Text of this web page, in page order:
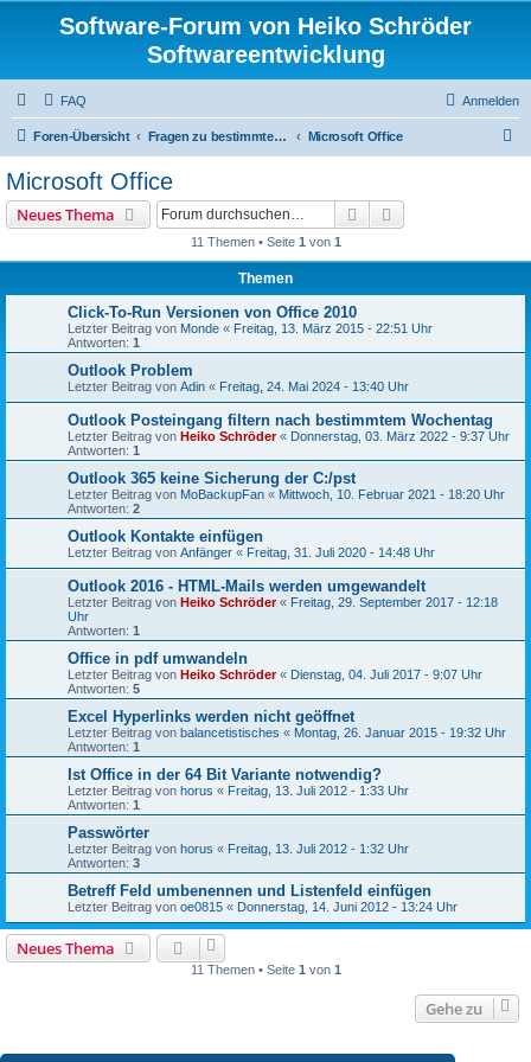
Software-Forum von Heiko Schröder
Softwareentwicklung
FAQ Anmelden
Foren-Übersicht Fragen zu bestimmter Windows Software Microsoft Office
Microsoft Office
Neues Thema Suche
11 Themen • Seite 1 von 1
Themen
Click-To-Run Versionen von Office 2010
Letzter Beitrag von Monde « Freitag, 13. März 2015 - 22:51 Uhr
Antworten: 1
Outlook Problem
Letzter Beitrag von Adin « Freitag, 24. Mai 2024 - 13:40 Uhr
Outlook Posteingang filtern nach bestimmtem Wochentag
Letzter Beitrag von Heiko Schröder« Donnerstag, 03. März 2022 - 9:37 Uhr
Antworten: 1
Outlook 365 keine Sicherung der C:/pst
Letzter Beitrag von MoBackupFan « Mittwoch, 10. Februar 2021 - 18:20 Uhr
Antworten: 2
Outlook Kontakte einfügen
Letzter Beitrag von Anfänger « Freitag, 31. Juli 2020 - 14:48 Uhr
Outlook 2016 - HTML-Mails werden umgewandelt
Letzter Beitrag von Heiko Schröder« Freitag, 29. September 2017 - 12:18
Uhr
Antworten: 1
Office in pdf umwandeln
Letzter Beitrag von Heiko Schröder« Dienstag, 04. Juli 2017 - 9:07 Uhr
Antworten: 5
Excel Hyperlinks werden nicht geöffnet
Letzter Beitrag von balancetistisches « Montag, 26. Januar 2015 - 19:32 Uhr
Antworten: 1
Ist Office in der 64 Bit Variante notwendig?
Letzter Beitrag von horus « Freitag, 13. Juli 2012 - 1:33 Uhr
Antworten: 1
Passwörter
Letzter Beitrag von horus « Freitag, 13. Juli 2012 - 1:32 Uhr
Antworten: 3
Betreff Feld umbenennen und Listenfeld einfügen
Letzter Beitrag von oe0815 « Donnerstag, 14. Juni 2012 - 13:24 Uhr
Neues Thema
11 Themen • Seite 1 von 1
Gehe zu